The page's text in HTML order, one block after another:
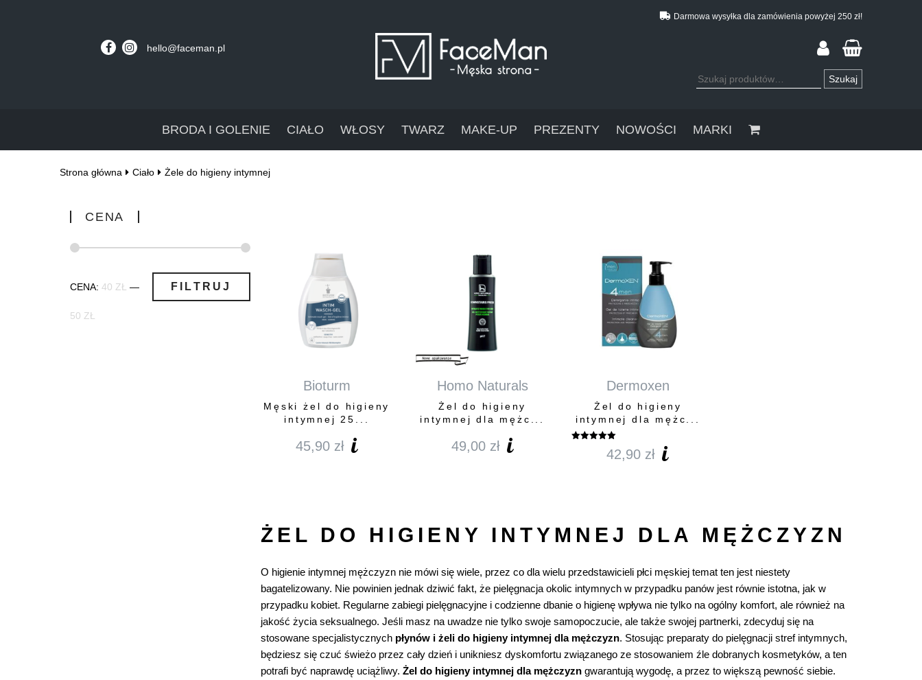
Darmowa wysyłka dla zamówienia powyżej 250 zł!
hello@faceman.pl
Szukaj: Szukaj
BRODA I GOLENIE CIAŁO WŁOSY TWARZ MAKE-UP PREZENTY NOWOŚCI MARKI
Strona główna Ciało Żele do higieny intymnej
CENA
Cena
Cena FILTRUJ
CENA: 40 ZŁ —
50 ZŁ
ŻEL DO HIGIENY INTYMNEJ DLA MĘŻCZYZN
O higienie intymnej mężczyzn nie mówi się wiele, przez co dla wielu przedstawicieli płci męskiej temat ten jest niestety
bagatelizowany. Nie powinien jednak dziwić fakt, że pielęgnacja okolic intymnych w przypadku panów jest równie istotna, jak w
przypadku kobiet. Regularne zabiegi pielęgnacyjne i codzienne dbanie o higienę wpływa nie tylko na ogólny komfort, ale również na
jakość życia seksualnego. Jeśli masz na uwadze nie tylko swoje samopoczucie, ale także swojej partnerki, zdecyduj się na
stosowane specjalistycznych płynów i żeli do higieny intymnej dla mężczyzn. Stosując preparaty do pielęgnacji stref intymnych,
będziesz się czuć świeżo przez cały dzień i unikniesz dyskomfortu związanego ze stosowaniem źle dobranych kosmetyków, a ten
potrafi być naprawdę uciążliwy. Żel do higieny intymnej dla mężczyzn gwarantują wygodę, a przez to większą pewność siebie.
Bioturm
Męski żel do higieny
intymnej 25...
45,90 zł
Homo Naturals
Żel do higieny
intymnej dla mężc...
49,00 zł
Dermoxen
Żel do higieny
intymnej dla mężc...
42,90 zł